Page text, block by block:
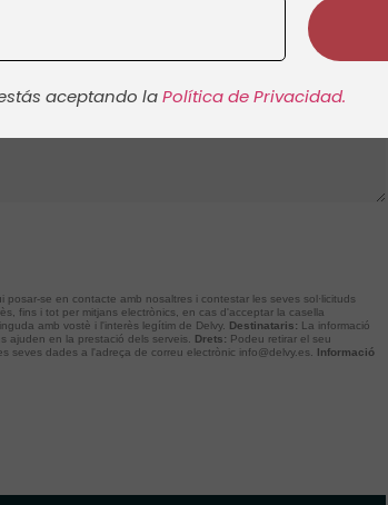
posar-se en contacte amb nosaltres i contestar les seves sol·licituds
fins i tot per mitjans electrònics, en cas d'acceptar la casella
amb vostè i l'interès legítim de Delvy. Destinataris: La informació
ajuden en la prestació dels serveis. Drets: Podeu retirar el seu
seves dades a l'adreça de correu electrònic info@delvy.es. Informació
aceptando laPolítica de Privacidad.